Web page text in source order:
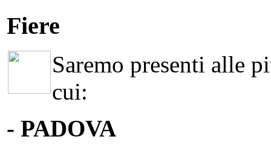
Fiere
Saremo presenti alle
cui:
- PADOVA